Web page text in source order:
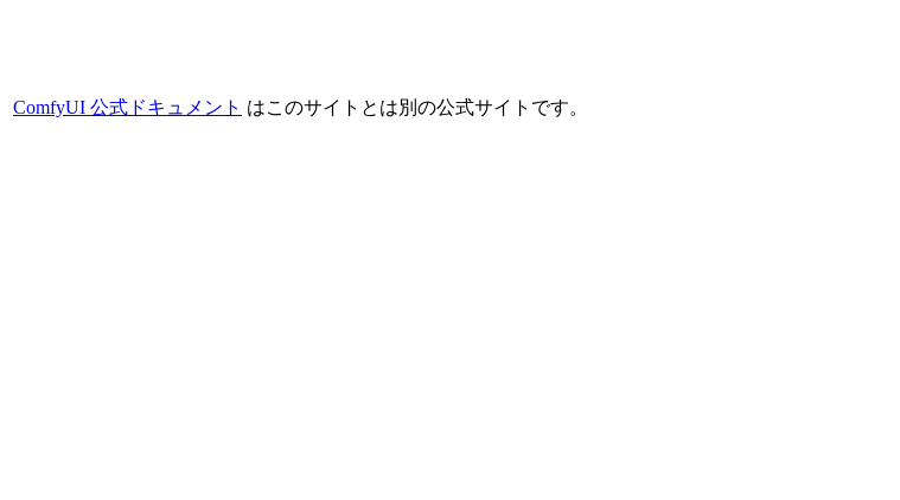
ComfyUI 公式ドキュメント はこのサイトとは別の公式サイトです。